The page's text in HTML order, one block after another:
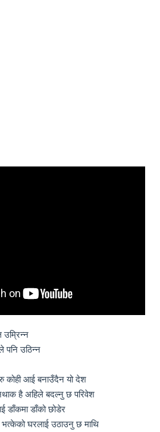
उम्रिन्न
पनि उठिन्न
आई बनाउँदैन यो देश
है अहिले बदल्नु छ परिवेश
डाँकमा डाँको छोडेर
घरलाई उठाउनु छ माथि